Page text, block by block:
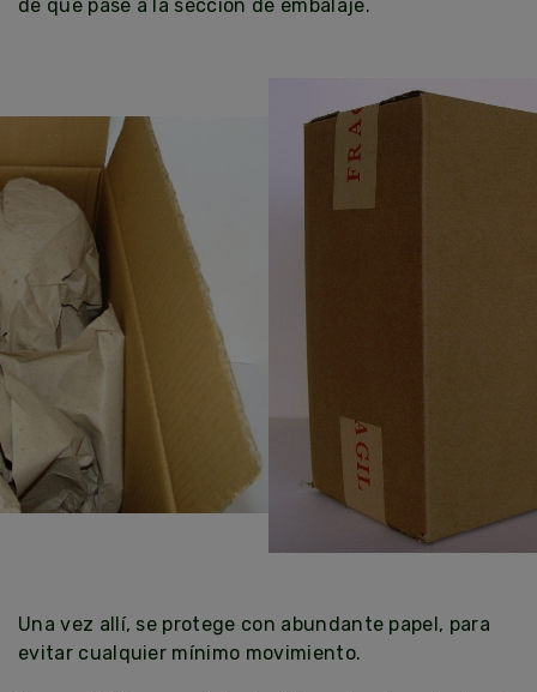
de que pase a la sección de embalaje.
Una vez allí, se protege con abundante papel, para
evitar cualquier mínimo movimiento.